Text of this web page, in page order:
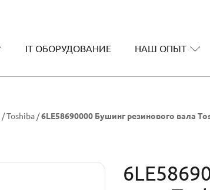
IT ОБОРУДОВАНИЕ НАШ ОПЫТ
/Toshiba /6LE58690000 Бушинг резинового вала